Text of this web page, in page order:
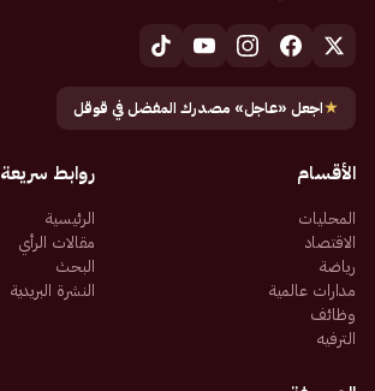
★اجعل «عاجل» مصدرك المفضل في قوقل
الأقسام
المحليات
الاقتصاد
رياضة
مدارات عالمية
وظائف
الترفيه
روابط سريعة
الرئيسية
مقالات الرأي
البحث
النشرة البريدية